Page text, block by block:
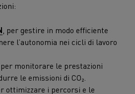
, per gestire in modo efficiente
l’autonomia nei cicli di lavoro
per monitorare le prestazioni
le emissioni di CO₂.
ottimizzare i percorsi e le